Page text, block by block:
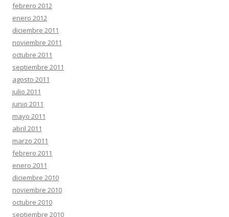
febrero 2012
enero 2012
diciembre 2011
noviembre 2011
octubre 2011
septiembre 2011
agosto 2011
julio 2011
junio 2011
mayo 2011
abril 2011
marzo 2011
febrero 2011
enero 2011
diciembre 2010
noviembre 2010
octubre 2010
septiembre 2010